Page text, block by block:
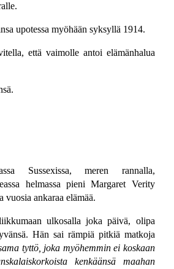
upotessa myöhään syksyllä 1914.
että vaimolle antoi elämänhalua
Sussexissa, meren rannalla,
helmassa pieni Margaret Verity
vuosia ankaraa elämää.
ulkosalla joka päivä, olipa
Hän sai rämpiä pitkiä matkoja
tyttö, joka myöhemmin ei koskaan
kenkäänsä maahan